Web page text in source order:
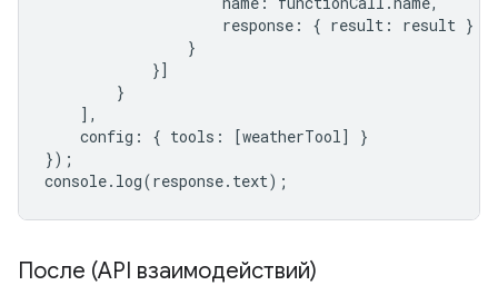
response : { result : result }
}
}]
}
],
config : { tools : [weatherTool]
}
});
console. log(response. text);
После (API взаимодействий)